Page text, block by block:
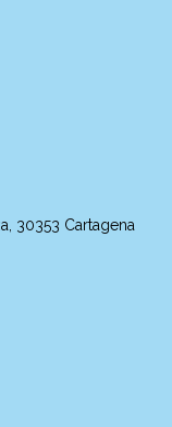
30353 Cartagena